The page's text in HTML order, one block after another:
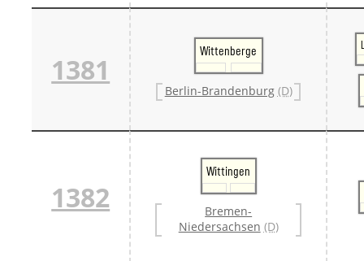
1381
Wittenberge
Berlin-Brandenburg (D)
1382
Wittingen
Bremen-
Niedersachsen (D)